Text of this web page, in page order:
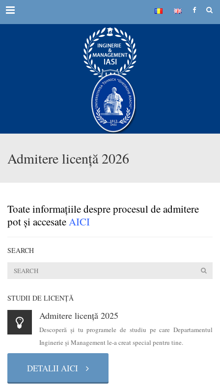
Menu
Admitere licență 2026
Toate informațiile despre procesul de admitere
pot și accesateAICI
SEARCH
STUDII DE LICENŢĂ
Admitere licență 2025
Descoperă şi tu programele de studiu pe care Departamentul
Inginerie şi Management le-a creat special pentru tine.
DETALII AICI